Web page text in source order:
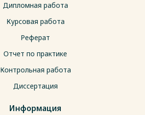
Дипломная работа
Курсовая работа
Реферат
Отчет по практике
Контрольная работа
Диссертация
Информация